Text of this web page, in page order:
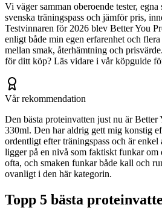
Vi väger samman oberoende tester,
svenska träningspass och jämför pris,
Testvinnaren för 2026 blev Better You
enligt både min egen erfarenhet och
mellan smak, återhämtning och
för ditt köp? Läs vidare i vår köpguide
Vår rekommendation
Den bästa proteinvatten just nu är Better
330ml. Den har aldrig gett mig konstig
ordentligt efter träningspass och är enkel
ligger på en nivå som faktiskt funkar
ofta, och smaken funkar både kall och
ovanligt i den här kategorin.
Topp 5 bästa